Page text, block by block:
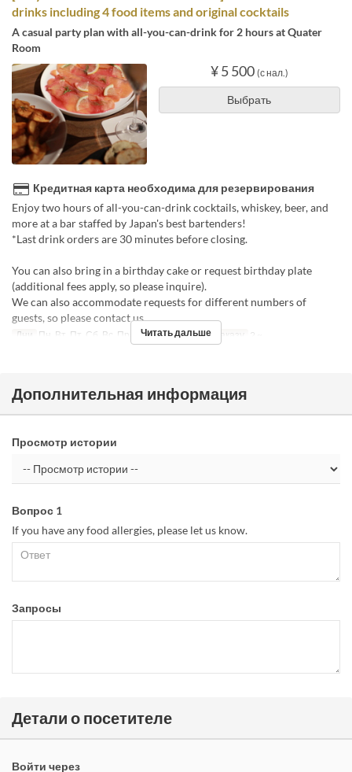
drinks including 4 food items and original cocktails
A casual party plan with all-you-can-drink for 2 hours at Quater
Room
¥ 5 500 (с нал.)
Выбрать
Кредитная карта необходима для резервирования
Enjoy two hours of all-you-can-drink cocktails, whiskey, beer, and
more at a bar staffed by Japan's best bartenders!
*Last drink orders are 30 minutes before closing.
You can also bring in a birthday cake or request birthday plate
(additional fees apply, so please inquire).
We can also accommodate requests for different numbers of
guests, so please contact us.
Дни Пн, Вт, Пт, Сб, Вс, Праздники Лимит по заказу 2 ~
Читать дальше
Дополнительная информация
Просмотр истории
Вопрос 1
If you have any food allergies, please let us know.
Запросы
Детали о посетителе
Войти через